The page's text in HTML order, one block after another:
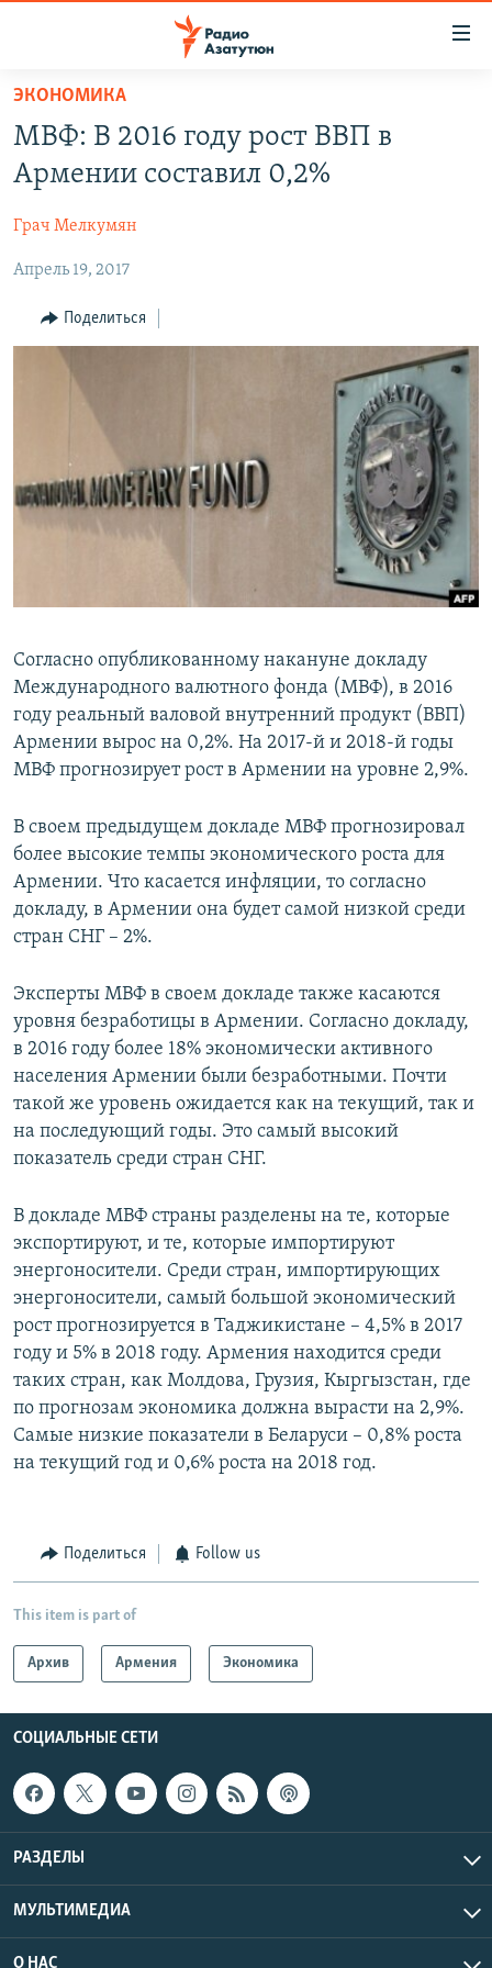
Перейти
основному
содержанию
Перейти
навигации
Перейти
ПОЛИТИКА
ОБЩЕСТВО
ЭКОНОМИКА
РЕГИОН
НАГОРНЫЙ КАРАБАХ
КУЛЬТУРА
АРХИВ
Հայերեն
Русский
Все сайты Радио Азатутюн
ЭКОНОМИКА
МВФ: В 2016 году рост ВВП в
Армении составил 0,2%
Грач Мелкумян
Апрель 19, 2017
Поделиться
Согласно опубликованному накануне докладу
Международного валютного фонда (МВФ), в 2016
году реальный валовой внутренний продукт (ВВП)
Армении вырос на 0,2%. На 2017-й и 2018-й годы
МВФ прогнозирует рост в Армении на уровне 2,9%.
В своем предыдущем докладе МВФ прогнозировал
более высокие темпы экономического роста для
Армении. Что касается инфляции, то согласно
докладу, в Армении она будет самой низкой среди
стран СНГ – 2%.
Эксперты МВФ в своем докладе также касаются
уровня безработицы в Армении. Согласно докладу,
в 2016 году более 18% экономически активного
населения Армении были безработными. Почти
такой же уровень ожидается как на текущий, так и
на последующий годы. Это самый высокий
показатель среди стран СНГ.
В докладе МВФ страны разделены на те, которые
экспортируют, и те, которые импортируют
энергоносители. Среди стран, импортирующих
энергоносители, самый большой экономический
рост прогнозируется в Таджикистане – 4,5% в 2017
году и 5% в 2018 году. Армения находится среди
таких стран, как Молдова, Грузия, Кыргызстан, где
по прогнозам экономика должна вырасти на 2,9%.
Самые низкие показатели в Беларуси – 0,8% роста
на текущий год и 0,6% роста на 2018 год.
Поделиться Follow us
This item is part of
Архив Армения Экономика
СОЦИАЛЬНЫЕ СЕТИ
РАЗДЕЛЫ
МУЛЬТИМЕДИА
О НАС